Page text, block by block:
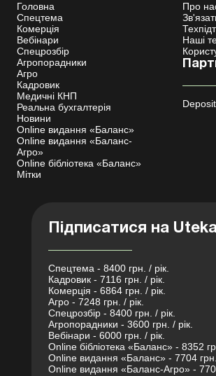
Головна
Спецтема
Комерція
Вебінари
Спецрозбір
Агропорадники
Агро
Кадровик
Медичні КНП
Реальна бухгалтерія
Новини
Online видання «Баланс»
Online видання «Баланс-
Агро»
Online бібліотека «Баланс»
Мітки
Про
Наші
Підписатися на
Спецтема - 8400 грн. / рік.
Кадровик - 7116 грн. / рік.
Комерція - 6864 грн. / рік.
Агро - 7248 грн. / рік.
Спецрозбір - 8400 грн. / рік.
Агропорадники - 3600 грн. / рік.
Вебінари - 6000 грн. / рік.
Online бібліотека «Баланс» - 8352
Online видання «Баланс» - 7704 грн.
Online видання «Баланс-Агро» -